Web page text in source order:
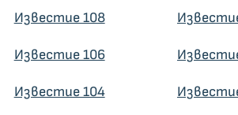
Известие 108
Известие 106
Известие 104